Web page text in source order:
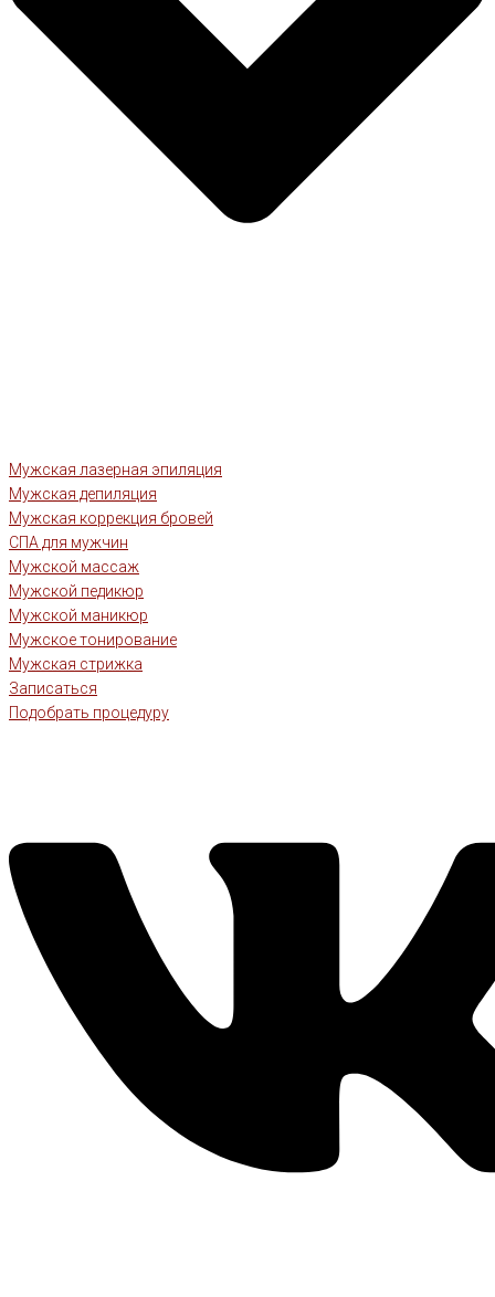
Мужская лазерная эпиляция
Мужская депиляция
Мужская коррекция бровей
СПА для мужчин
Мужской массаж
Мужской педикюр
Мужской маникюр
Мужское тонирование
Мужская стрижка
Записаться
Подобрать процедуру